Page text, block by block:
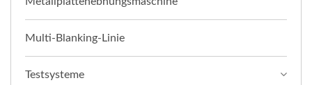
Multi-Blanking-Linie
Testsysteme